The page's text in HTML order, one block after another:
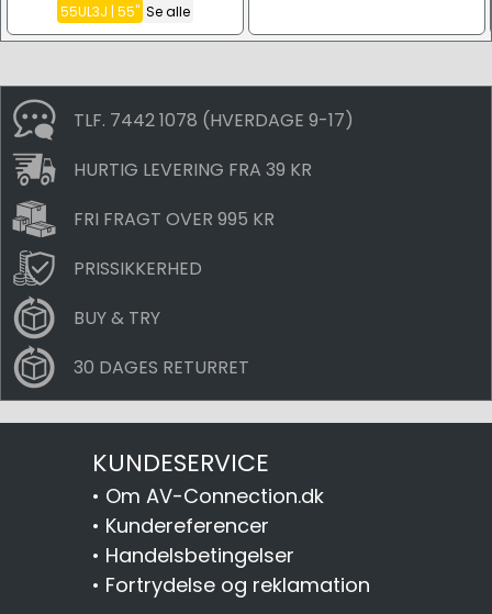
55UL3J | 55" Se alle
TLF. 7442 1078 (HVERDAGE 9-17)
HURTIG LEVERING FRA 39 KR
FRI FRAGT OVER 995 KR
PRISSIKKERHED
BUY & TRY
30 DAGES RETURRET
KUNDESERVICE
• Om AV-Connection.dk
• Kundereferencer
• Handelsbetingelser
• Fortrydelse og reklamation